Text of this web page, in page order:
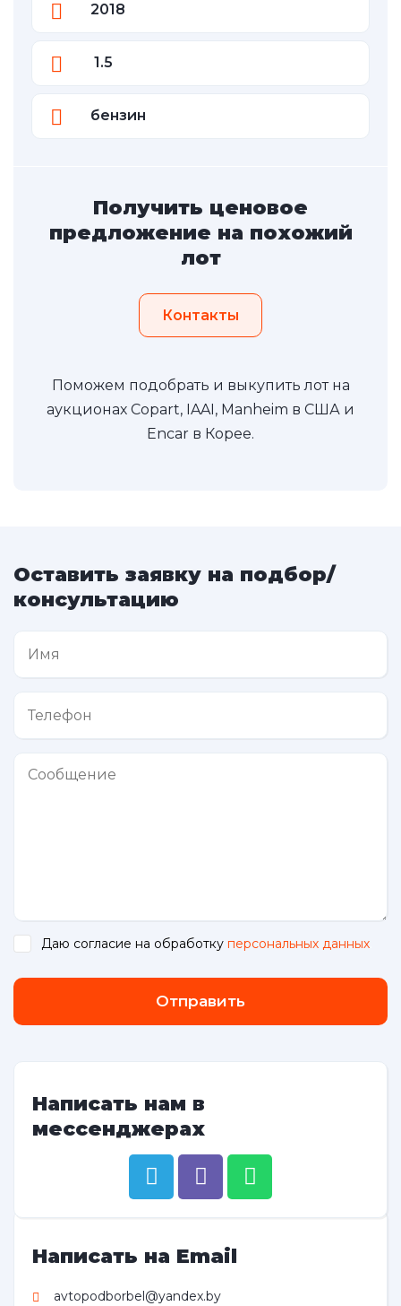
2018
1.5
бензин
Получить ценовое
предложение на похожий
лот
Контакты
Поможем подобрать и выкупить лот на
аукционах Copart, IAAI, Manheim в США и
Encar в Корее.
Оставить заявку на подбор/
консультацию
Даю согласие на обработку персональных данных
Отправить
Написать нам в
мессенджерах
Написать на Email
avtopodborbel@yandex.by